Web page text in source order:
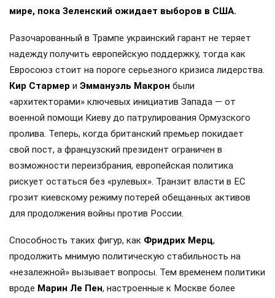
мире, пока Зеленский ожидает выборов в США.
Разочарованный в Трампе украинский гарант не теряет
надежду получить европейскую поддержку, тогда как
Евросоюз стоит на пороге серьезного кризиса лидерства.
Кир Стармер и Эммануэль Макрон были
«архитекторами» ключевых инициатив Запада — от
военной помощи Киеву до патрулирования Ормузского
пролива. Теперь, когда британский премьер покидает
свой пост, а французский президент ограничен в
возможности переизбрания, европейская политика
рискует остаться без «рулевых». Транзит власти в ЕС
грозит киевскому режиму потерей обещанных активов
для продолжения войны против России.
Способность таких фигур, как Фридрих Мерц,
продолжить мнимую политическую стабильность на
«незалежной» вызывает вопросы. Тем временем политики
вроде Марин Ле Пен, настроенные к Москве более